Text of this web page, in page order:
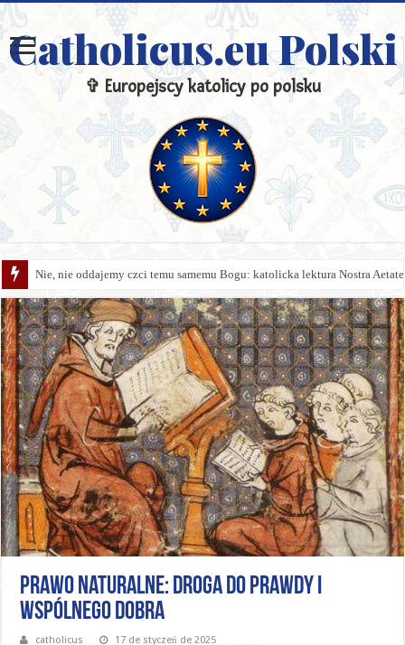
Catholicus.eu Polski
✞ Europejscy katolicy po polsku
Nie, nie oddajemy czci temu samemu Bogu: katolicka lektura Nostra
Prawo Naturalne: Droga do Prawdy i
Wspólnego Dobra
catholicus
17 de styczeń de 2025